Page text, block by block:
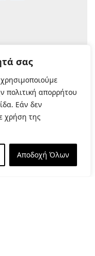
σας
πολιτική απορρήτου
Εάν δεν
χρήση της
Αποδοχή Όλων